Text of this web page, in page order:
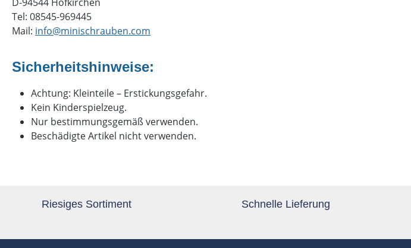
Tel: 08545-969445
Mail: info@minischrauben.com
Sicherheitshinweise:
Achtung: Kleinteile – Erstickungsgefahr.
Kein Kinderspielzeug.
Nur bestimmungsgemäß verwenden.
Beschädigte Artikel nicht verwenden.
Riesiges Sortiment Schnelle Lieferung